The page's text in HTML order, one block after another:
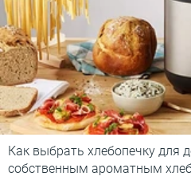
Как выбрать хлебопечку для
собственным ароматным